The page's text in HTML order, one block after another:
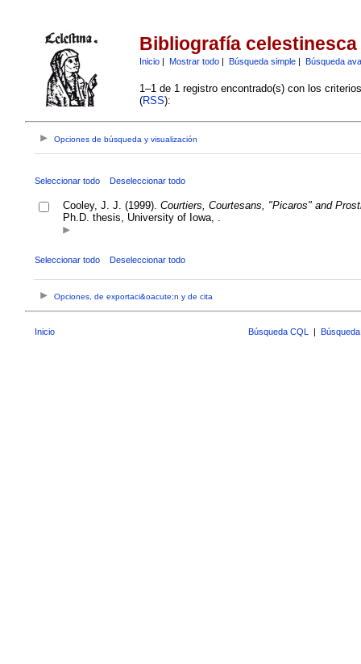
Bibliografía celestinesca
Inicio| Mostrar todo| Búsqueda simple| Búsqueda
1–1 de 1 registro encontrado(s) con los
(RSS):
Opciones de búsqueda y visualización
Seleccionar todo Deseleccionar todo
Cooley, J. J. (1999). Courtiers, Courtesans, "Picaros" and
Ph.D. thesis, University of Iowa, .
Seleccionar todo Deseleccionar todo
Opciones, de exportaci&oacute;n y de cita
Inicio Búsqueda CQL |